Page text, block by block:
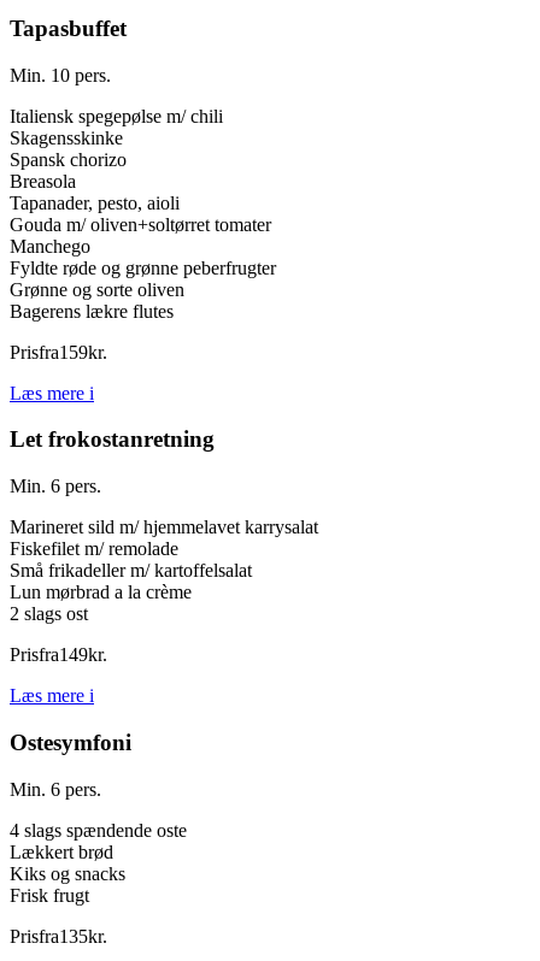
Tapasbuffet
Min. 10 pers.
Italiensk spegepølse m/ chili
Skagensskinke
Spansk chorizo
Breasola
Tapanader, pesto, aioli
Gouda m/ oliven+soltørret tomater
Manchego
Fyldte røde og grønne peberfrugter
Grønne og sorte oliven
Bagerens lækre flutes
Prisfra159kr.
Læs mere i
Let frokostanretning
Min. 6 pers.
Marineret sild m/ hjemmelavet karrysalat
Fiskefilet m/ remolade
Små frikadeller m/ kartoffelsalat
Lun mørbrad a la crème
2 slags ost
Prisfra149kr.
Læs mere i
Ostesymfoni
Min. 6 pers.
4 slags spændende oste
Lækkert brød
Kiks og snacks
Frisk frugt
Prisfra135kr.